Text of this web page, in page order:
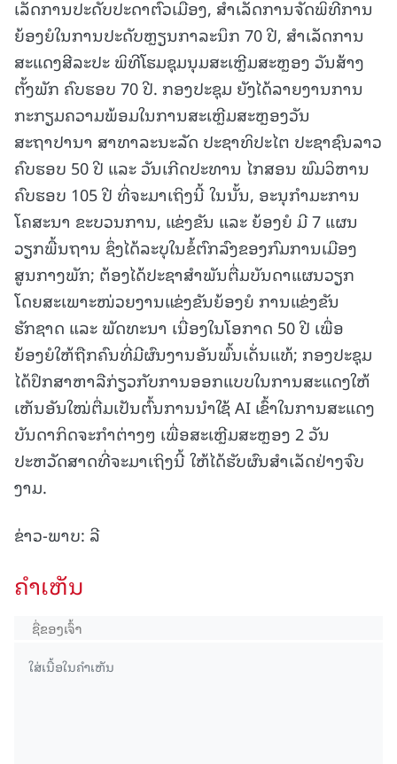
ເລັດການປະດັບປະດາຕົວເມືອງ, ສໍາເລັດການຈັດພິທີການ
ຍ້ອງຍໍໃນການປະດັບຫຼຽນກາລະນຶກ 70 ປີ, ສໍາເລັດການ
ສະແດງສີລະປະ ພິທີໂຮມຊຸມນຸມສະເຫຼີມສະຫຼອງ ວັນສ້າງ
ຕັ້ງພັກ ຄົບຮອບ 70 ປີ. ກອງປະຊຸມ ຍັງໄດ້ລາຍງານການ
ກະກຽມຄວາມພ້ອມໃນການສະເຫຼີມສະຫຼອງວັນ
ສະຖາປານາ ສາທາລະນະລັດ ປະຊາທິປະໄຕ ປະຊາຊົນລາວ
ຄົບຮອບ 50 ປີ ແລະ ວັນເກີດປະທານ ໄກສອນ ພົມວິຫານ
ຄົບຮອບ 105 ປີ ທີ່ຈະມາເຖິງນີ້ ໃນນັ້ນ, ອະນຸກໍາມະການ
ໂຄສະນາ ຂະບວນການ, ແຂ່ງຂັນ ແລະ ຍ້ອງຍໍ ມີ 7 ແຜນ
ວຽກພື້ນຖານ ຊຶ່ງໄດ້ລະບຸໃນຂໍ້ຕົກລົງຂອງກົມການເມືອງ
ສູນກາງພັກ; ຕ້ອງໄດ້ປະຊາສໍາພັນຕື່ມບັນດາແຜນວຽກ
ໂດຍສະເພາະໜ່ວຍງານແຂ່ງຂັນຍ້ອງຍໍ ການແຂ່ງຂັນ
ຮັກຊາດ ແລະ ພັດທະນາ ເນື່ອງໃນໂອກາດ 50 ປີ ເພື່ອ
ຍ້ອງຍໍໃຫ້ຖືກຄົນທີ່ມີຜົນງານອັນພົ້ນເດັ່ນແທ້; ກອງປະຊຸມ
ໄດ້ປຶກສາຫາລືກ່ຽວກັບການອອກແບບໃນການສະແດງໃຫ້
ເຫັນອັນໃໝ່ຕື່ມເປັນຕົ້ນການນໍາໃຊ້ AI ເຂົ້າໃນການສະແດງ
ບັນດາກິດຈະກໍາຕ່າງໆ ເພື່ອສະເຫຼີມສະຫຼອງ 2 ວັນ
ປະຫວັດສາດທີ່ຈະມາເຖິງນີ້ ໃຫ້ໄດ້ຮັບຜົນສໍາເລັດຢ່າງຈົບ
ງາມ.
ຂ່າວ-ພາບ: ລີ
ຄໍາເຫັນ